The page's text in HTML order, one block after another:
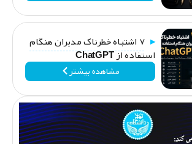
۷ اشتباه خطرناک مدیران هنگام
استفاده از ChatGPT
مشاهده بیشتر